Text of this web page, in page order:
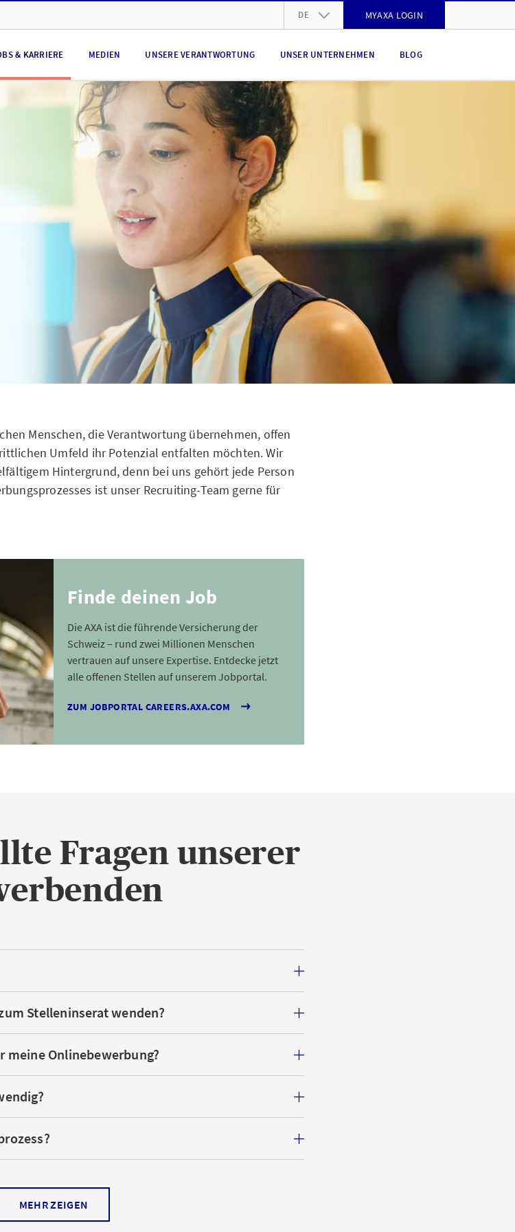
DE MYAXA LOGIN
& KARRIERE MEDIEN UNSERE VERANTWORTUNG UNSER UNTERNEHMEN BLOG
Menschen, die Verantwortung übernehmen, offen
Umfeld ihr Potenzial entfalten möchten. Wir
Hintergrund, denn bei uns gehört jede Person
ist unser Recruiting-Team gerne für
Finde deinen Job
Die AXA ist die führende Versicherung der
Schweiz – rund zwei Millionen Menschen
vertrauen auf unsere Expertise. Entdecke jetzt
alle offenen Stellen auf unserem Jobportal.
ZUM JOBPORTAL CAREERS.AXA.COM
Fragen unserer
Stelleninserat wenden?
meine Onlinebewerbung?
bewerben?
MEHR ZEIGEN